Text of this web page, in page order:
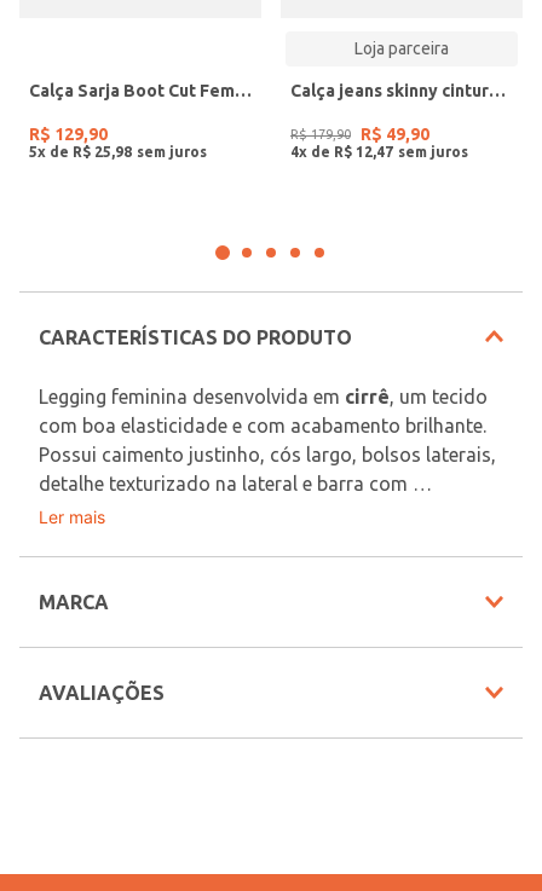
Calça Sarja Boot Cut Feminina PRETO
R$ 129,90
5x de R$ 25 98
Loja parceira
Calça jeans skinny cintura média
R$ 179,90 R$ 49,90
4x de R$ 12 47
CARACTERÍSTICAS DO PRODUTO
Legging feminina desenvolvida em cirrê , um tecido
com boa elasticidade e com acabamento brilhante.
Possui caimento justinho, cós largo, bolsos laterais,
detalhe texturizado na lateral e barra com
acabamento simples. Prática e estilosa, a legging
Tecido: Cirrê
Composição: 92% poliéster, 08% elastano
Em decorrência do uso do flash, as peças podem
de Modelos para Você! Veja.
Ler mais
MARCA
AVALIAÇÕES